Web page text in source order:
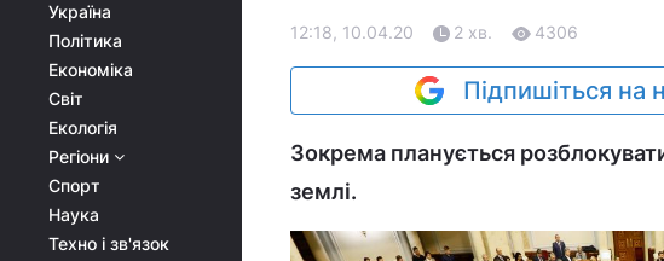
Україна
Політика
Економіка
Світ
Екологія
Регіони
Спорт
Наука
Техно і зв'язок
12:18, 10.04.20 2 хв. 4306
Підпишіться на
Зокрема планується
землі.